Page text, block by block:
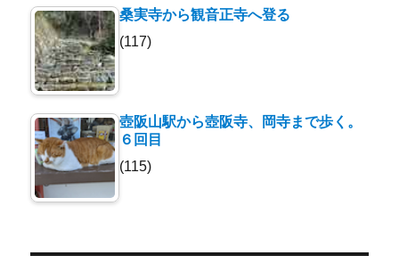
桑実寺から観音正寺へ登る
(117)
壺阪山駅から壺阪寺、岡寺まで歩く。
６回目
(115)